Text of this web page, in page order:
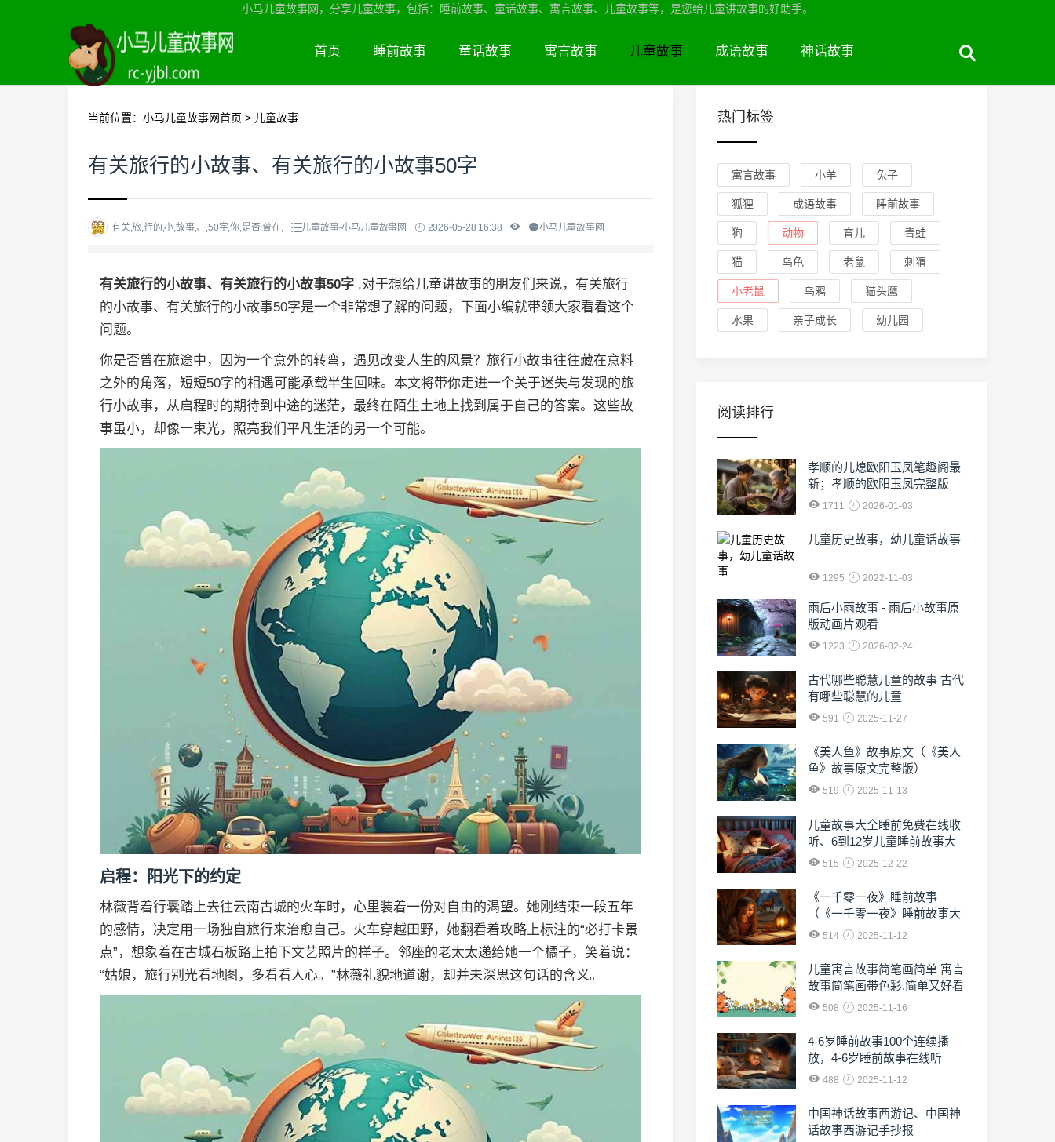
小马儿童故事网，分享儿童故事，包括：睡前故事、童话故事、寓言故事、儿童故事等，是您给儿童讲故事的好助手。
首页 睡前故事 童话故事 寓言故事 儿童故事 成语故事 神话故事
当前位置： 小马儿童故事网首页 > 儿童故事
有关旅行的小故事、有关旅行的小故事50字
有关,旅,行的,小,故事,、,50字,你,是否,曾在, 儿童故事-小马儿童故事网 2026-05-28 16:38 小马儿童故事网
有关旅行的小故事、有关旅行的小故事50字 ,对于想给儿童讲故事的朋友们来说，有关旅行
的小故事、有关旅行的小故事50字是一个非常想了解的问题，下面小编就带领大家看看这个
问题。
你是否曾在旅途中，因为一个意外的转弯，遇见改变人生的风景？旅行小故事往往藏在意料
之外的角落，短短50字的相遇可能承载半生回味。本文将带你走进一个关于迷失与发现的旅
行小故事，从启程时的期待到中途的迷茫，最终在陌生土地上找到属于自己的答案。这些故
事虽小，却像一束光，照亮我们平凡生活的另一个可能。
启程：阳光下的约定
林薇背着行囊踏上去往云南古城的火车时，心里装着一份对自由的渴望。她刚结束一段五年
的感情，决定用一场独自旅行来治愈自己。火车穿越田野，她翻看着攻略上标注的“必打卡景
点”，想象着在古城石板路上拍下文艺照片的样子。邻座的老太太递给她一个橘子，笑着说：
“姑娘，旅行别光看地图，多看看人心。”林薇礼貌地道谢，却并未深思这句话的含义。
热门标签
寓言故事 小羊 兔子
狐狸 成语故事 睡前故事
狗 动物 育儿 青蛙
猫 乌龟 老鼠 刺猬
小老鼠 乌鸦 猫头鹰
水果 亲子成长 幼儿园
阅读排行
孝顺的儿熄欧阳玉凤笔趣阁最
新；孝顺的欧阳玉凤完整版
1711 2026-01-03
儿童历史故事，幼儿童话故事
1295 2022-11-03
雨后小雨故事 - 雨后小故事原
版动画片观看
1223 2026-02-24
古代哪些聪慧儿童的故事 古代
有哪些聪慧的儿童
591 2025-11-27
《美人鱼》故事原文（《美人
鱼》故事原文完整版）
519 2025-11-13
儿童故事大全睡前免费在线收
听、6到12岁儿童睡前故事大
全免费收听
515 2025-12-22
《一千零一夜》睡前故事
（《一千零一夜》睡前故事大
全）514 2025-11-12
儿童寓言故事简笔画简单 寓言
故事简笔画带色彩,简单又好看
508 2025-11-16
4-6岁睡前故事100个连续播
放，4-6岁睡前故事在线听
488 2025-11-12
中国神话故事西游记、中国神
话故事西游记手抄报